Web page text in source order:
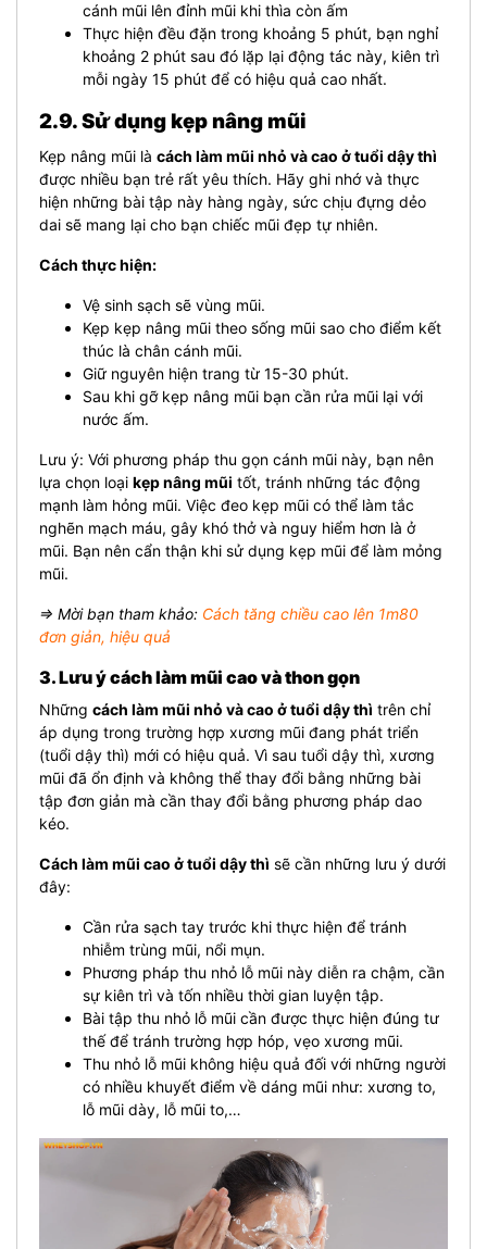
cánh mũi lên đỉnh mũi khi thìa còn ấm
Thực hiện đều đặn trong khoảng 5 phút, bạn nghỉ
khoảng 2 phút sau đó lặp lại động tác này, kiên trì
mỗi ngày 15 phút để có hiệu quả cao nhất.
2.9. Sử dụng kẹp nâng mũi
Kẹp nâng mũi là cách làm mũi nhỏ và cao ở tuổi dậy thì
được nhiều bạn trẻ rất yêu thích. Hãy ghi nhớ và thực
hiện những bài tập này hàng ngày, sức chịu đựng dẻo
dai sẽ mang lại cho bạn chiếc mũi đẹp tự nhiên.
Cách thực hiện:
Vệ sinh sạch sẽ vùng mũi.
Kẹp kẹp nâng mũi theo sống mũi sao cho điểm kết
thúc là chân cánh mũi.
Giữ nguyên hiện trang từ 15-30 phút.
Sau khi gỡ kẹp nâng mũi bạn cần rửa mũi lại với
nước ấm.
Lưu ý: Với phương pháp thu gọn cánh mũi này, bạn nên
lựa chọn loại kẹp nâng mũi tốt, tránh những tác động
mạnh làm hỏng mũi. Việc đeo kẹp mũi có thể làm tắc
nghẽn mạch máu, gây khó thở và nguy hiểm hơn là ở
mũi. Bạn nên cẩn thận khi sử dụng kẹp mũi để làm mỏng
mũi.
⇒ Mời bạn tham khảo: Cách tăng chiều cao lên 1m80
đơn giản, hiệu quả
3. Lưu ý cách làm mũi cao và thon gọn
Những cách làm mũi nhỏ và cao ở tuổi dậy thì trên chỉ
áp dụng trong trường hợp xương mũi đang phát triển
(tuổi dậy thì) mới có hiệu quả. Vì sau tuổi dậy thì, xương
mũi đã ổn định và không thể thay đổi bằng những bài
tập đơn giản mà cần thay đổi bằng phương pháp dao
kéo.
Cách làm mũi cao ở tuổi dậy thì sẽ cần những lưu ý dưới
đây:
Cần rửa sạch tay trước khi thực hiện để tránh
nhiễm trùng mũi, nổi mụn.
Phương pháp thu nhỏ lỗ mũi này diễn ra chậm, cần
sự kiên trì và tốn nhiều thời gian luyện tập.
Bài tập thu nhỏ lỗ mũi cần được thực hiện đúng tư
thế để tránh trường hợp hóp, vẹo xương mũi.
Thu nhỏ lỗ mũi không hiệu quả đối với những người
có nhiều khuyết điểm về dáng mũi như: xương to,
lỗ mũi dày, lỗ mũi to,…